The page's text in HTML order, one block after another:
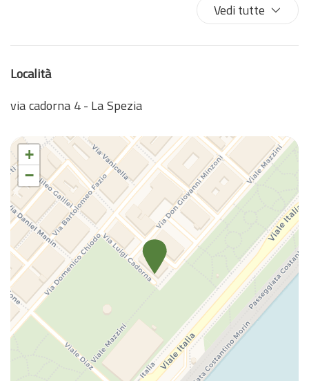
Vedi tutte
Località
via cadorna 4 - La Spezia
+
−